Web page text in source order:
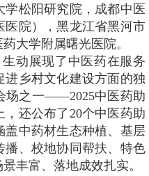
松阳研究院，成都中医
医院），黑龙江省黑河市
大学附属曙光医院。
动展现了中医药在服务
乡村文化建设方面的独
场之一——2025中医药助
还公布了20个中医药助
盖中药材生态种植、基层
播、校地协同帮扶、特色
丰富、落地成效扎实。